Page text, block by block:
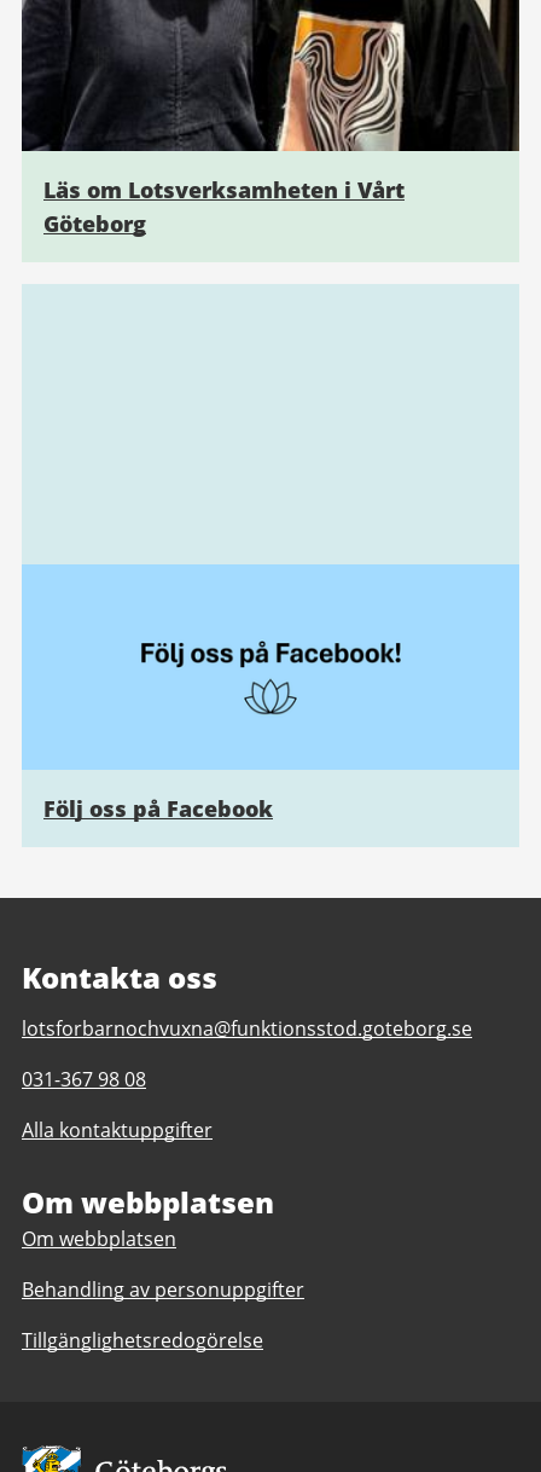
Läs om Lotsverksamheten i Vårt
Göteborg
Följ oss på Facebook
Kontakta oss
E-
till
Lots
för
och
vuxna
funktionsnedsättning
lotsforbarnochvuxna@funktionsstod.goteborg.se
Telefonnummer
Lots
barn
vuxna
med
031-367 98 08
Alla kontaktuppgifter
Om webbplatsen
Om webbplatsen
Behandling av personuppgifter
Tillgänglighetsredogörelse
Avsändare: